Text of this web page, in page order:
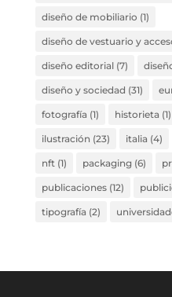
diseño de mobiliario (1)
diseño de vestuario y
diseño editorial(7)
diseño y sociedad (31)
fotografía (1) historieta (1)
ilustración (23) italia (4)
nft(1) packaging(6)
publicaciones(12)
tipografía (2)